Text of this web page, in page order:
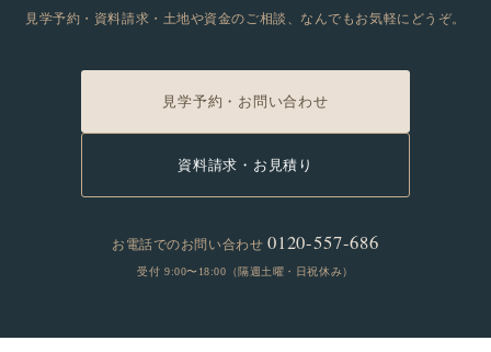
見学予約・資料請求・土地や資金のご相談、なんでもお気軽にどうぞ。
見学予約・お問い合わせ
資料請求・お見積り
お電話でのお問い合わせ 0120-557-686
受付 9:00〜18:00（隔週土曜・日祝休み）